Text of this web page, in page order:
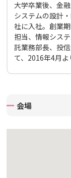
大学卒業後、金
システムの設計
社に入社。創業
担当、情報シス
託業務部長、投
て、2016年4月よ
会場